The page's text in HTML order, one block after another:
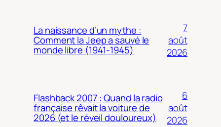
La naissance d’un mythe :
Comment la Jeep a sauvé le
monde libre (1941-1945)
7
août
2026
Flashback 2007 : Quand la radio
française rêvait la voiture de
2026 (et le réveil douloureux)
6
août
2026